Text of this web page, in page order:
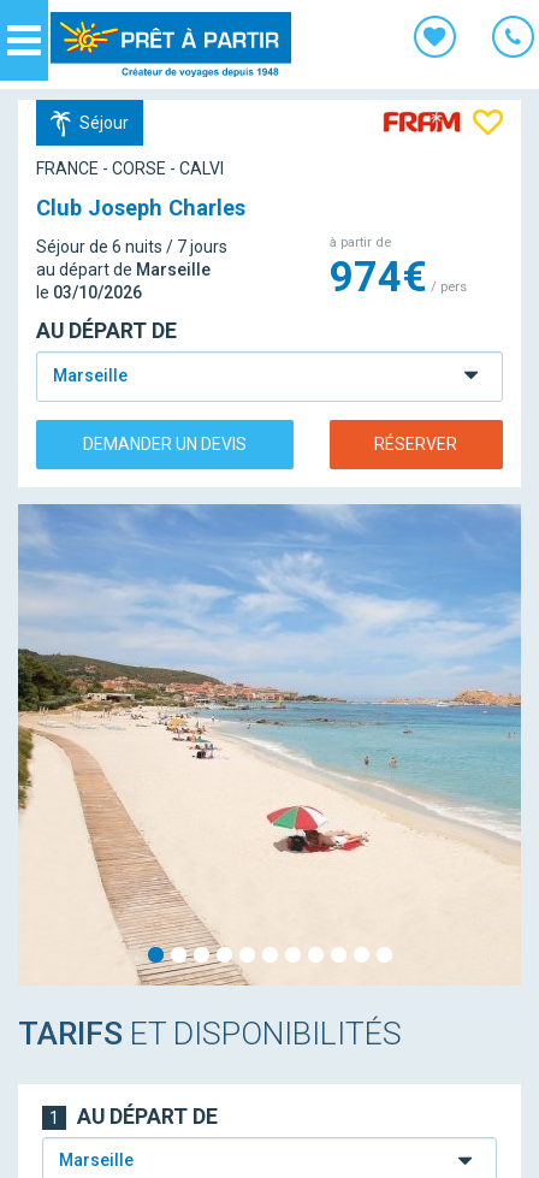
Navigation
Séjour
FRANCE - CORSE - CALVI
Club Joseph Charles
Séjour de 6 nuits / 7 jours
au départ de Marseille
le 03/10/2026
à partir de
974€ / pers
AU DÉPART DE
Marseille
DEMANDER UN DEVIS RÉSERVER
TARIFS ET DISPONIBILITÉS
1 AU DÉPART DE
Marseille
Panneau de gestion des cookies